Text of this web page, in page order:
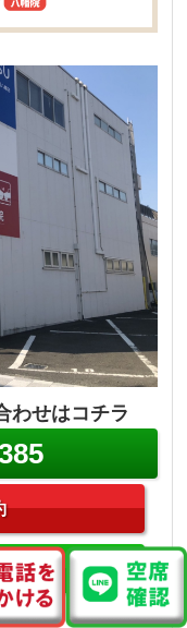
わせはコチラ